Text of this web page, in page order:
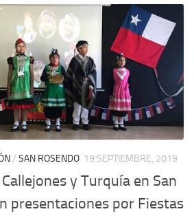
/ SAN ROSENDO 19 SEPTIEMBRE, 2019
y Turquía en San
presentaciones por Fiestas